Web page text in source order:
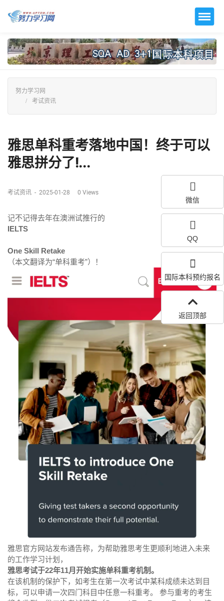
努力学习网
考试资讯
雅思单科重考落地中国！终于可以
雅思拼分了!...
考试资讯 - 2025-01-28 0 Views
记不记得去年在澳洲试推行的
IELTS
One Skill Retake
（本文翻译为“单科重考”）！
雅思官方网站发布通告称，为帮助雅思考生更顺利地进入未来
的工作学习计划，
雅思考试于22年11月开始实施单科重考机制。
在该机制的保护下，如考生在第一次考试中某科成绩未达到目
标，可以申请一次四门科目中任意一科重考。 参与重考的考生
微信
QQ
国际本科预约报名
返回顶部